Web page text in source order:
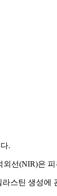
.
선(NIR)은
스틴 생성에